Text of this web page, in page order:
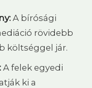
A bírósági
rövidebb
költséggel jár.
A felek egyedi
ki a